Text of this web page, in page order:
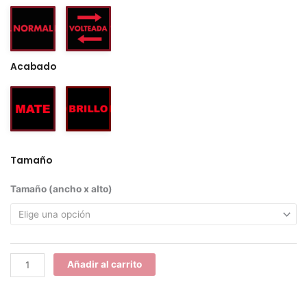
Acabado
Tamaño
Tamaño (ancho x alto)
Deadpool
cantidad
Añadir al carrito